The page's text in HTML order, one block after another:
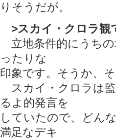
りそうだが。
>スカイ・クロラ観
立地条件的にうち
ったりな
印象です。そうか、
スカイ・クロラは
るよ的発言を
していたので、どん
満足なデキ